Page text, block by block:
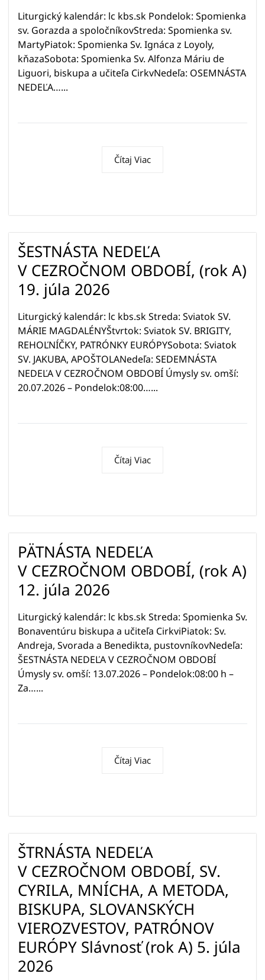
Liturgický kalendár: lc kbs.sk Pondelok: Spomienka
sv. Gorazda a spoločníkovStreda: Spomienka sv.
MartyPiatok: Spomienka Sv. Ignáca z Loyoly,
kňazaSobota: Spomienka Sv. Alfonza Máriu de
Liguori, biskupa a učiteľa CirkvNedeľa: OSEMNÁSTA
NEDEĽA…...
Čítaj Viac
ŠESTNÁSTA NEDEĽA
V CEZROČNOM OBDOBÍ, (rok A)
19. júla 2026
Liturgický kalendár: lc kbs.sk Streda: Sviatok SV.
MÁRIE MAGDALÉNYŠtvrtok: Sviatok SV. BRIGITY,
REHOĽNÍČKY, PATRÓNKY EURÓPYSobota: Sviatok
SV. JAKUBA, APOŠTOLANedeľa: SEDEMNÁSTA
NEDEĽA V CEZROČNOM OBDOBÍ Úmysly sv. omší:
20.07.2026 – Pondelok:08:00…...
Čítaj Viac
PÄTNÁSTA NEDEĽA
V CEZROČNOM OBDOBÍ, (rok A)
12. júla 2026
Liturgický kalendár: lc kbs.sk Streda: Spomienka Sv.
Bonaventúru biskupa a učiteľa CirkviPiatok: Sv.
Andreja, Svorada a Benedikta, pustovníkovNedeľa:
ŠESTNÁSTA NEDEĽA V CEZROČNOM OBDOBÍ
Úmysly sv. omší: 13.07.2026 – Pondelok:08:00 h –
Za…...
Čítaj Viac
ŠTRNÁSTA NEDEĽA
V CEZROČNOM OBDOBÍ, SV.
CYRILA, MNÍCHA, A METODA,
BISKUPA, SLOVANSKÝCH
VIEROZVESTOV, PATRÓNOV
EURÓPY Slávnosť (rok A) 5. júla
2026